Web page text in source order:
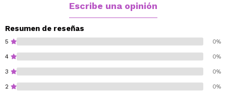
Escribe una opinión
Resumen de reseñas
5 0%
4 0%
3 0%
2 0%